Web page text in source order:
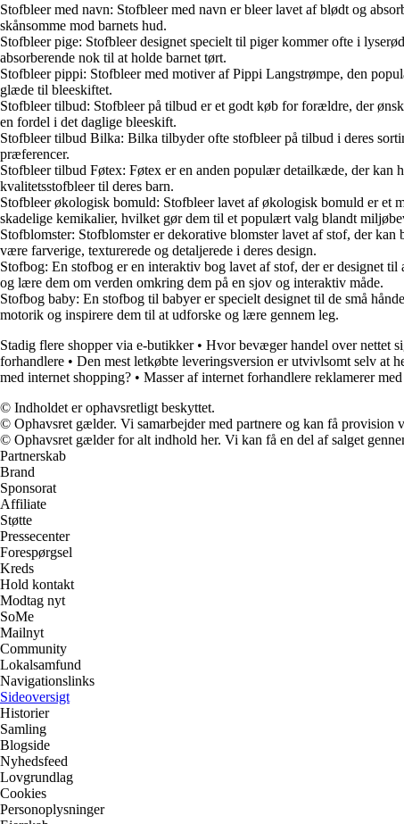
Stofbleer med navn: Stofbleer med navn er bleer lavet af blødt og
skånsomme mod barnets hud.
Stofbleer pige: Stofbleer designet specielt til piger kommer ofte i
absorberende nok til at holde barnet tørt.
Stofbleer pippi: Stofbleer med motiver af Pippi Langstrømpe, den
glæde til bleeskiftet.
Stofbleer tilbud: Stofbleer på tilbud er et godt køb for forældre, der
en fordel i det daglige bleeskift.
Stofbleer tilbud Bilka: Bilka tilbyder ofte stofbleer på tilbud i deres
præferencer.
Stofbleer tilbud Føtex: Føtex er en anden populær detailkæde, der kan
kvalitetsstofbleer til deres barn.
Stofbleer økologisk bomuld: Stofbleer lavet af økologisk bomuld er et
skadelige kemikalier, hvilket gør dem til et populært valg blandt
Stofblomster: Stofblomster er dekorative blomster lavet af stof, der
være farverige, texturerede og detaljerede i deres design.
Stofbog: En stofbog er en interaktiv bog lavet af stof, der er designet
og lære dem om verden omkring dem på en sjov og interaktiv måde.
Stofbog baby: En stofbog til babyer er specielt designet til de små
motorik og inspirere dem til at udforske og lære gennem leg.
Stadig flere shopper via e-butikker• Hvor bevæger handel over nettet
forhandlere • Den mest letkøbte leveringsversion er utvivlsomt selv at
med internet shopping? • Masser af internet forhandlere reklamerer
© Indholdet er ophavsretligt beskyttet.
© Ophavsret gælder. Vi samarbejder med partnere og kan få provision
© Ophavsret gælder for alt indhold her. Vi kan få en del af salget
Partnerskab
Brand
Sponsorat
Affiliate
Støtte
Pressecenter
Forespørgsel
Kreds
Hold kontakt
Modtag nyt
SoMe
Mailnyt
Community
Lokalsamfund
Navigationslinks
Sideoversigt
Historier
Samling
Blogside
Nyhedsfeed
Lovgrundlag
Cookies
Personoplysninger